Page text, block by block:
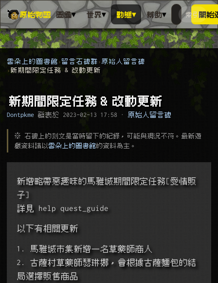
原始物語 圖鑑▾ 世界▾ 動態▾ 幫助▾
搜尋萬物
搜人物、
索引開始
雲朵上的圖書館 留言石碑群
原始人留言碑
新期間限定任務 & 改動更新
新期間限定任務 & 改動更新
Dontpkme 發表於 2023-02-13 17:58 · 原始人留言碑
※ 石碑上的刻文是當時留下的紀錄，可能與現況不符。最新遊
戲資料請以 雲朵上的圖書館的資料為主。
新增略帶惡趣味的馬雅城期間限定任務[愛情販
子]
詳見 help quest_guide
以下有相關更新
1. 馬雅城市集新增一名草藥師商人
2. 古薩村草藥師瑟琳娜，會根據古薩麵包的結
局選擇販售商品